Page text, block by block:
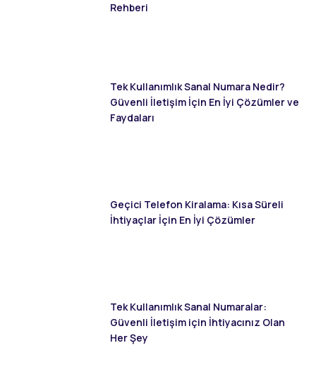
Rehberi
Tek Kullanımlık Sanal Numara Nedir?
Güvenli İletişim İçin En İyi Çözümler ve
Faydaları
Geçici Telefon Kiralama: Kısa Süreli
İhtiyaçlar İçin En İyi Çözümler
Tek Kullanımlık Sanal Numaralar:
Güvenli İletişim için İhtiyacınız Olan
Her Şey